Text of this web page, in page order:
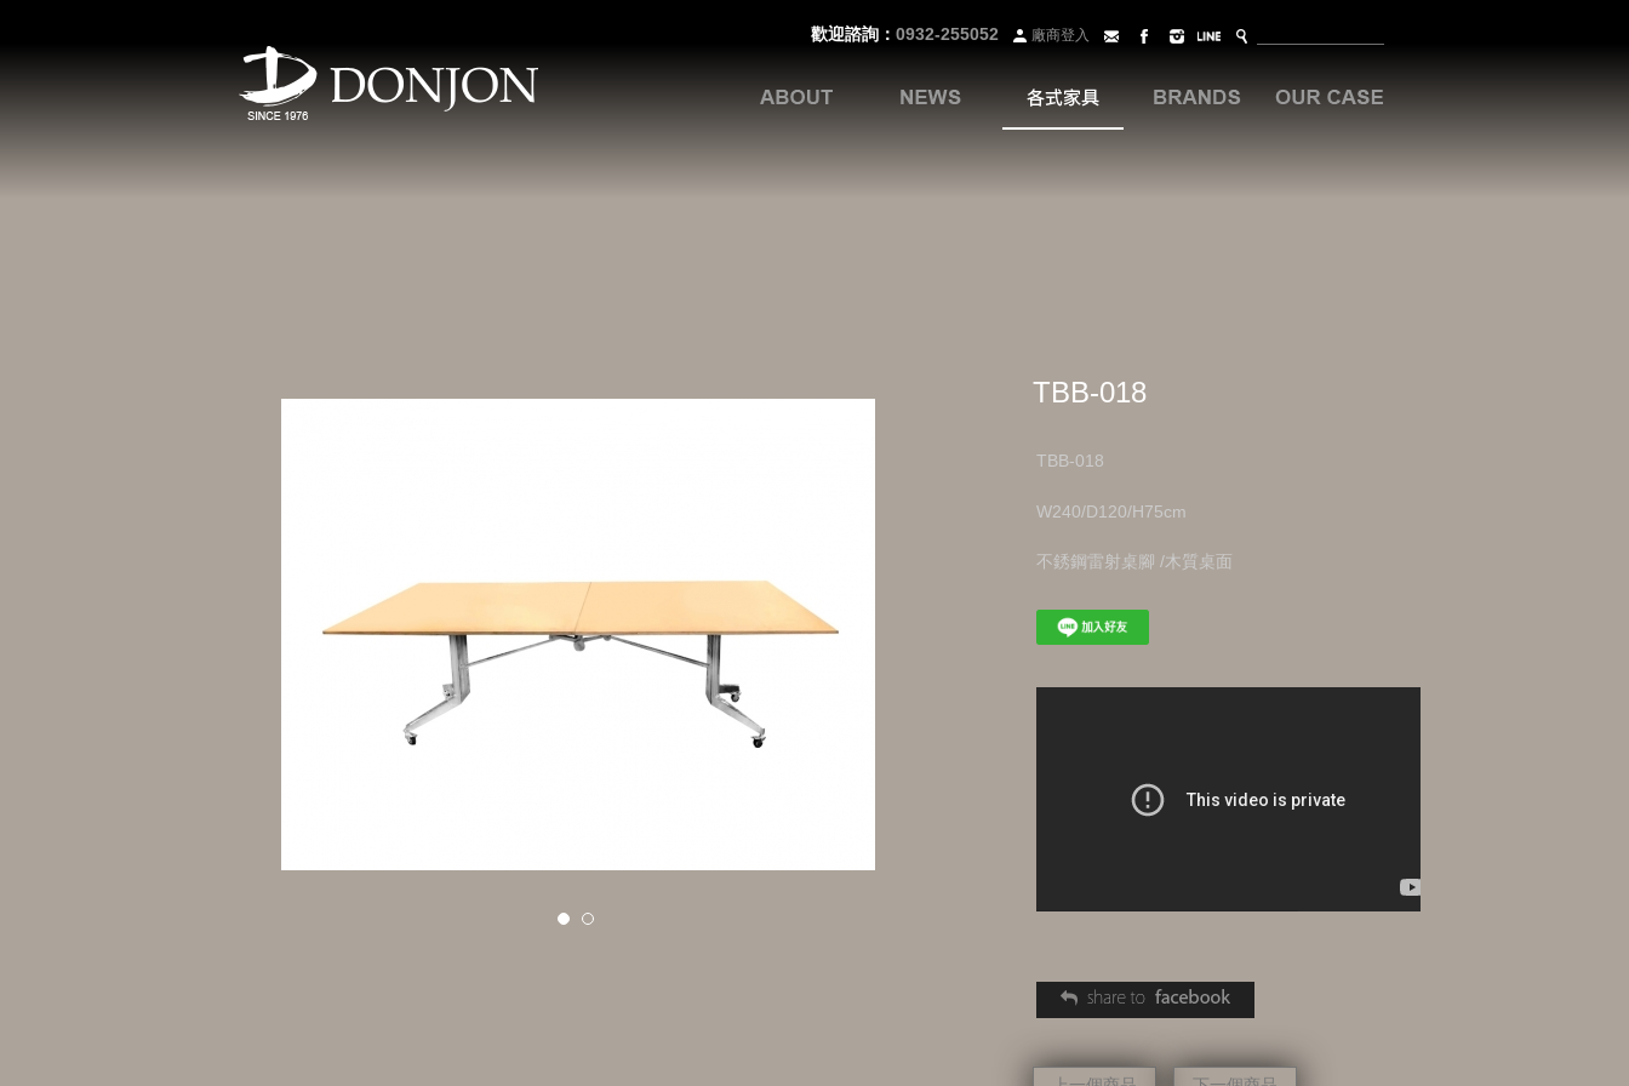
歡迎諮詢： 0932-255052 廠商登入
TBB-018
TBB-018
W240/D120/H75cm
不銹鋼雷射桌腳 /木質桌面